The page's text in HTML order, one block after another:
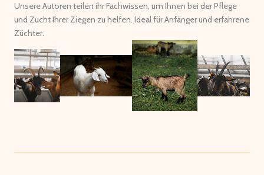
Unsere Autoren teilen ihr Fachwissen, um Ihnen bei der Pflege
und Zucht Ihrer Ziegen zu helfen. Ideal für Anfänger und erfahrene
Züchter.